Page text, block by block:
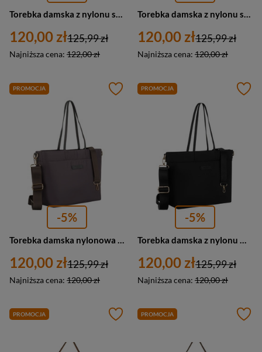
Torebka damska z nylonu shopperka Peterson JN-10 duża beżowa
120,00 zł
Najniższa cena: 122,00 zł
125,99 zł
Torebka damska z nylonu shopper Peterson JN-10 duża A4 zielona
120,00 zł
Najniższa cena: 120,00 zł
125,99 zł
PROMOCJA
-5%
120,00 zł
Najniższa cena: 120,00 zł
125,99 zł
PROMOCJA
-5%
120,00 zł
Najniższa cena: 120,00 zł
125,99 zł
PROMOCJA PROMOCJA